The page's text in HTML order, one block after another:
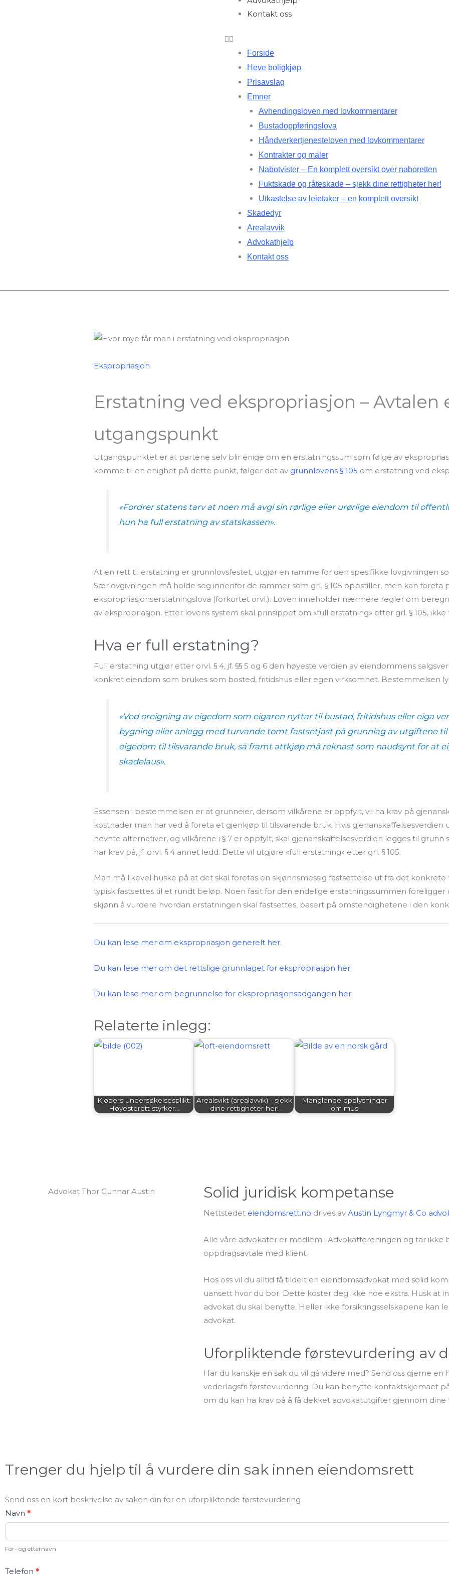
Kontakt oss
Forside
Heve boligkjøp
Prisavslag
Emner
Avhendingsloven med lovkommentarer
Bustadoppføringslova
Håndverkertjenesteloven med lovkommentarer
Kontrakter og maler
Nabotvister – En komplett oversikt over naboretten
Fuktskade og råteskade – sjekk dine rettigheter her!
Utkastelse av leietaker – en komplett oversikt
Skadedyr
Arealavvik
Advokathjelp
Kontakt oss
Ekspropriasjon
Erstatning ved ekspropriasjon – Avtalen
utgangspunkt
Utgangspunktet er at partene selv blir enige om en erstatningssum som følge av
komme til en enighet på dette punkt, følger det av grunnlovens § 105 om erstatning ved
«Fordrer statens tarvat noen må avgi sin rørlige ellerurørlige eiendom til
hun ha full erstatningav statskassen».
At en rett til erstatning er grunnlovsfestet, utgjør en ramme for den spesifikke lovgivningen
Særlovgivningen må holde seg innenfor de rammer som grl. § 105 oppstiller, men kan foreta
ekspropriasjonserstatningslova (forkortet orvl.). Loven inneholder nærmere regler om
av ekspropriasjon. Etter lovens system skal prinsippet om «full erstatning» etter grl. § 105,
Hva er full erstatning?
Full erstatning utgjør etter orvl. § 4, jf. §§ 5 og 6 den høyeste verdien av eiendommens
konkret eiendom som brukes som bosted, fritidshus eller egen virksomhet. Bestemmelsen
«Ved oreigningav eigedomsom eigarennyttar til bustad, fritidshus eller eiga
bygning eller anlegg med turvande tomt fastsetjast på grunnlag av utgiftene
eigedom til tilsvarande bruk, så framt attkjøp må reknast som naudsynt for at
skadelaus».
Essensen i bestemmelsen er at grunneier, dersom vilkårene er oppfylt, vil ha krav på
kostnader man har ved å foreta et gjenkjøp til tilsvarende bruk. Hvis
nevnte alternativer, og vilkårene i § 7 er oppfylt, skal gjenanskaffelsesverdien legges til
har krav på, jf. orvl. § 4 annet ledd. Dette vil utgjøre «full erstatning» etter grl. § 105.
Man må likevel huske på at det skal foretas en skjønnsmessig fastsettelse ut fra det
typisk fastsettes til et rundt beløp. Noen fasit for den endelige erstatningssummen
skjønn å vurdere hvordan erstatningen skal fastsettes, basert på omstendighetene i den
Du kan lese mer om ekspropriasjon generelt her.
Du kan lese mer om det rettslige grunnlaget for ekspropriasjon her.
Du kan lese mer om begrunnelse for ekspropriasjonsadgangen her.
Relaterte inlegg:
Kjøpers undersøkelsesplikt:
Høyesterett styrker…
Arealsvikt (arealavvik) - sjekk
dine rettigheter her!
Manglende opplysninger
om mus
Advokat Thor Gunnar Austin Solid juridisk kompetanse
Nettstedet eiendomsrett.no drives av Austin Lyngmyr & Co
Alle våre advokater er medlem i Advokatforeningen og tar ikke
oppdragsavtale med klient.
Hos oss vil du alltid få tildelt en eiendomsadvokat med solid
uansett hvor du bor. Dette koster deg ikke noe ekstra. Husk at
advokat du skal benytte. Heller ikke forsikringsselskapene kan
advokat.
Uforpliktende førstevurdering av
Har du kanskje en sak du vil gå videre med? Send oss gjerne en
vederlagsfri førstevurdering. Du kan benytte kontaktskjemaet
om du kan ha krav på å få dekket advokatutgifter gjennom dine
Trenger du hjelp til å vurdere din sak innen eiendomsrett
Send oss en kort beskrivelse av saken din for en uforpliktende førstevurdering
Kontakt
oss
Navn *
For- og etternavn
Telefon *